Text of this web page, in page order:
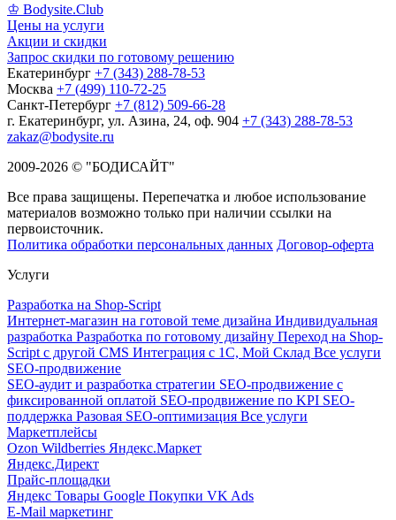
♔ Bodysite.Club
Цены на услуги
Акции и скидки
Запрос скидки по готовому решению
Екатеринбург +7 (343) 288-78-53
Москва +7 (499) 110-72-25
Санкт-Петербург +7 (812) 509-66-28
г. Екатеринбург, ул. Азина, 24, оф. 904 +7 (343) 288-78-53
zakaz@bodysite.ru
2009-2026 © "БОДИСАЙТ"
Все права защищены. Перепечатка и любое использование
материалов возможно только при наличии ссылки на
первоисточник.
Политика обработки персональных данных Договор-оферта
Услуги
Разработка на Shop-Script
Интернет-магазин на готовой теме дизайна Индивидуальная
разработка Разработка по готовому дизайну Переход на Shop-
Script с другой CMS Интеграция с 1С, Мой Склад Все услуги
SEO-продвижение
SEO-аудит и разработка стратегии SEO-продвижение с
фиксированной оплатой SEO-продвижение по KPI SEO-
поддержка Разовая SEO-оптимизация Все услуги
Маркетплейсы
Ozon Wildberries Яндекс.Маркет
Яндекс.Директ
Прайс-площадки
Яндекс Товары Google Покупки VK Ads
E-Mail маркетинг